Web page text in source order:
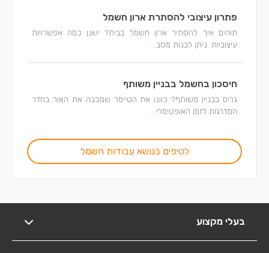
פתרון עיצובי להסתרת ארון חשמל
תוהים איך להסתיר ארון חשמל בבית? ישנן כמה אפשרויות
עיצוביות: ניתן לבנות מסב...
חיסכון בחשמל בבניין משותף
גרים בבניין משותף? כוונו את הטיימר שמכבה את האור בחדר
המדרגות לזמן האופטימלי...
לטיפים בנושא עבודות חשמל
בעלי מקצוע